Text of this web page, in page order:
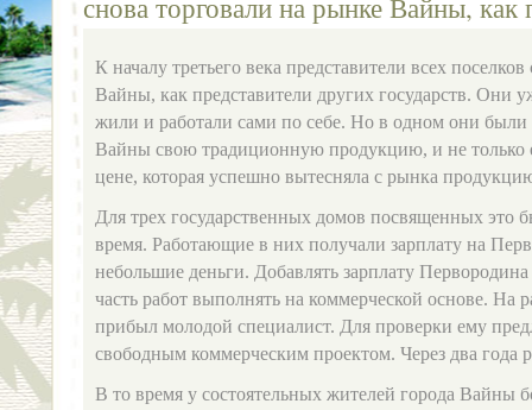
снова торговали на рынке Вайны, как
К началу третьего века представители всех
Вайны, как представители других государств. Они
жили и работали сами по себе. Но в одном они
Вайны свою традиционную продукцию, и не только
цене, которая успешно вытесняла с рынка
Для трех государственных домов посвященных это
время. Работающие в них получали зарплату на
небольшие деньги. Добавлять зарплату Первородина
часть работ выполнять на коммерческой основе. На
прибыл молодой специалист. Для проверки ему
свободным коммерческим проектом. Через два года
В то время у состоятельных жителей города Вайны